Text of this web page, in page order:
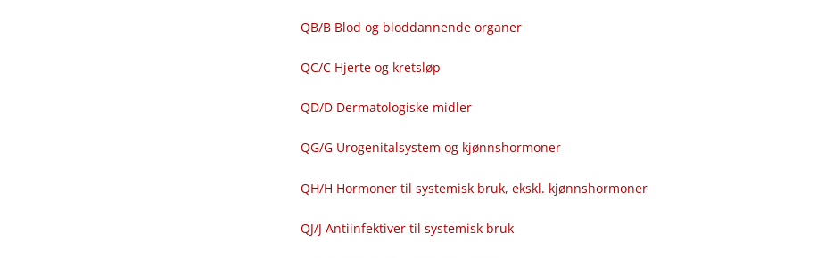
QB​/​B Blod og bloddannende organer
QC​/​C Hjerte og kretsløp
QD​/​D Dermatologiske midler
QG​/​G Urogenitalsystem og kjønnshormoner
QH​/​H Hormoner til systemisk bruk, ekskl. kjønnshormoner
QJ​/​J Antiinfektiver til systemisk bruk